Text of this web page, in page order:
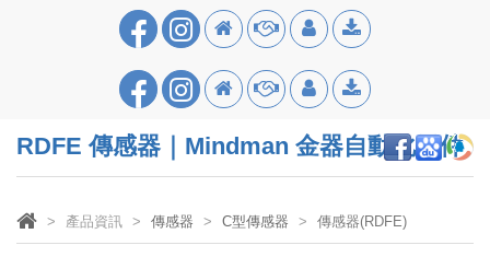
RDFE 傳感器｜Mindman 金器自動化元件
產品資訊 傳感器 C型傳感器 傳感器(RDFE)